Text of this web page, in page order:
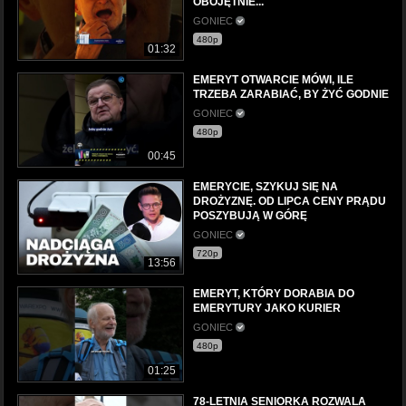
01:32
GONIEC
480p
00:45
EMERYT OTWARCIE MÓWI, ILE
TRZEBA ZARABIAĆ, BY ŻYĆ GODNIE
GONIEC
480p
13:56
EMERYCIE, SZYKUJ SIĘ NA
DROŻYZNĘ. OD LIPCA CENY PRĄDU
POSZYBUJĄ W GÓRĘ
GONIEC
720p
01:25
EMERYT, KTÓRY DORABIA DO
EMERYTURY JAKO KURIER
GONIEC
480p
78-LETNIA SENIORKA ROZWALA